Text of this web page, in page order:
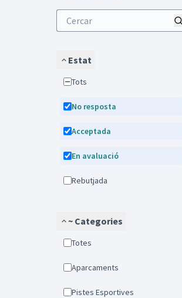
Estat
Tots
No resposta
Acceptada
En avaluació
Rebutjada
~ Categories
Totes
Aparcaments
Pistes Esportives